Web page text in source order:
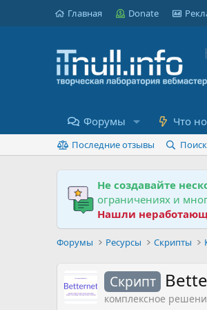
Главная Donate
Форумы Что
Последние отзывы
Не создавайте
ограничениях и
Нашли
Форумы Ресурсы Скрипты
Скрипт
комплексное